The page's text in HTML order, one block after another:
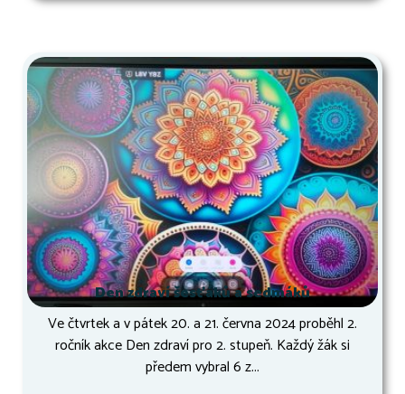
Den zdraví šesťáků a sedmáků
Ve čtvrtek a v pátek 20. a 21. června 2024 proběhl 2.
ročník akce Den zdraví pro 2. stupeň. Každý žák si
předem vybral 6 z...